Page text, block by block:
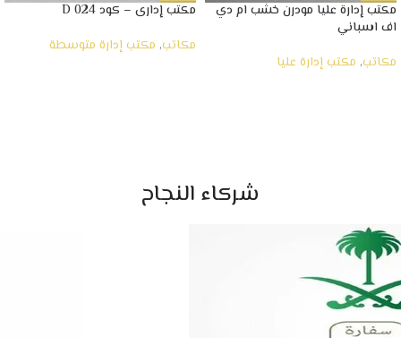
مكتب إدارة عليا مودرن خشب ام دي
اف اسباني
مكاتب, مكتب إدارة عليا
مكتب إدارى – كود D 024
مكاتب, مكتب إدارة متوسطة
شركاء النجاح